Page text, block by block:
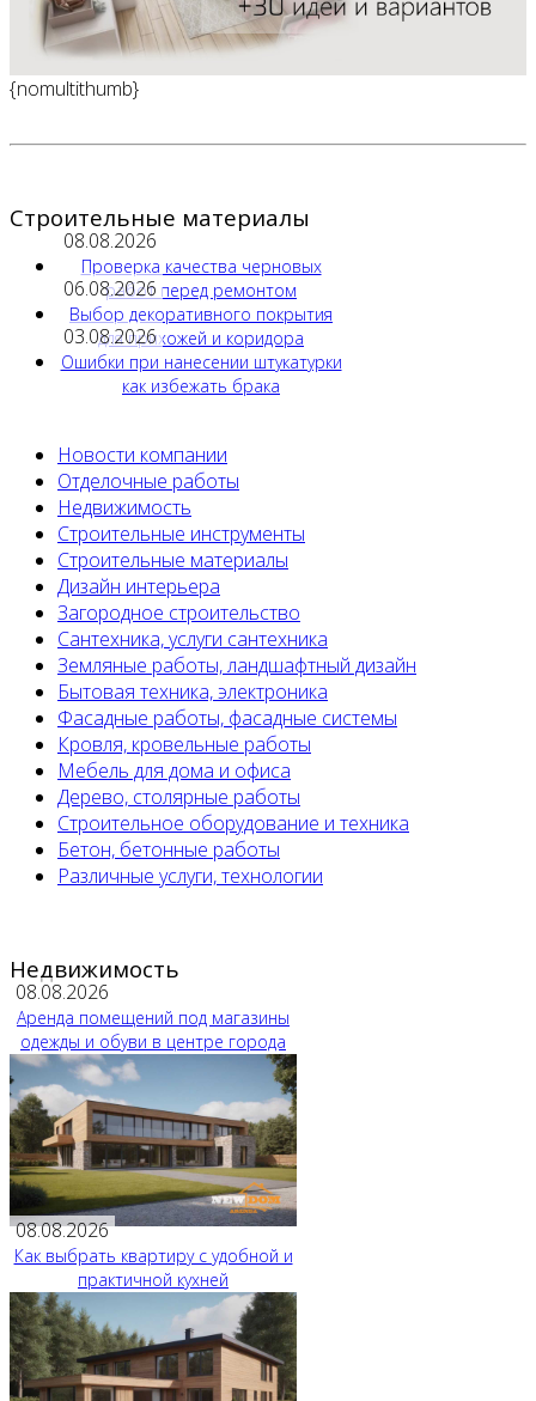
{nomultithumb}
Строительные материалы
08.08.2026
Проверка качества черновых
работ перед ремонтом
06.08.2026
Выбор декоративного покрытия
для прихожей и коридора
03.08.2026
Ошибки при нанесении штукатурки
как избежать брака
Новости компании
Отделочные работы
Недвижимость
Строительные инструменты
Строительные материалы
Дизайн интерьера
Загородное строительство
Сантехника, услуги сантехника
Земляные работы, ландшафтный дизайн
Бытовая техника, электроника
Фасадные работы, фасадные системы
Кровля, кровельные работы
Мебель для дома и офиса
Дерево, столярные работы
Строительное оборудование и техника
Бетон, бетонные работы
Различные услуги, технологии
Недвижимость
08.08.2026
Аренда помещений под магазины
одежды и обуви в центре города
08.08.2026
Как выбрать квартиру с удобной и
практичной кухней